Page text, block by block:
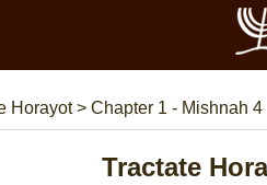
Horayot> Chapter 1 - Mishnah 4
Tractate